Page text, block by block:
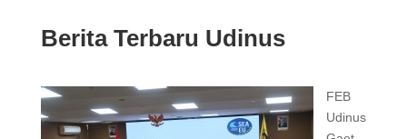
Berita Terbaru Udinus
FEB
Udinus